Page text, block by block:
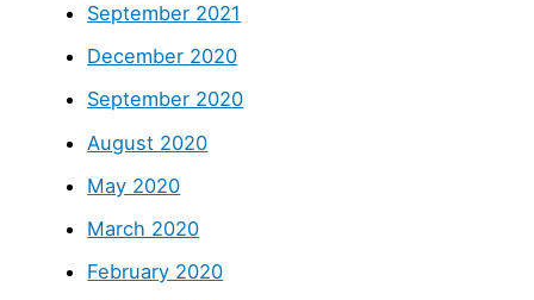
September 2021
December 2020
September 2020
August 2020
May 2020
March 2020
February 2020